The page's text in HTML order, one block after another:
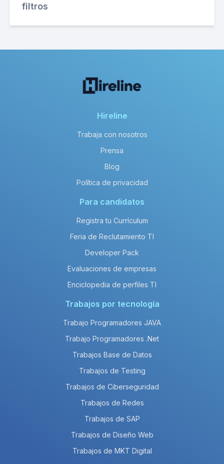
filtros
Hireline
Trabaja con nosotros
Prensa
Blog
Política de privacidad
Para candidatos
Registra tu Currículum
Feria de Reclutamiento TI
Developer Pack
Evaluaciones de empresas
Enciclopedia de perfiles TI
Trabajos por tecnología
Trabajo Programadores JAVA
Trabajo Programadores .Net
Trabajos Base de Datos
Trabajos de Testing
Trabajos de Ciberseguridad
Trabajos de Redes
Trabajos de SAP
Trabajos de Diseño Web
Trabajos de MKT Digital